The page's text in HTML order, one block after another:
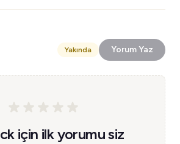
Yakında Yorum Yaz
için ilk yorumu siz